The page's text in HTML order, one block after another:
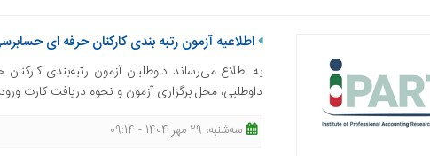
اطلاعيه آزمون رتبه بندی کارکنان حرفه­ ای حسابرسی مورخ 1404/08/02 جهت دریافت کارت و
داوطلبی، محل برگزاری آزمون و نحوه دریافت کارت
ﺳﻪشنبه، 29 مهر 1404 - 09:14